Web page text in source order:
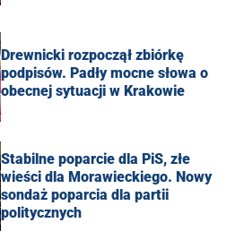
Drewnicki rozpoczął zbiórkę
podpisów. Padły mocne słowa o
obecnej sytuacji w Krakowie
Stabilne poparcie dla PiS, złe
wieści dla Morawieckiego. Nowy
sondaż poparcia dla partii
politycznych